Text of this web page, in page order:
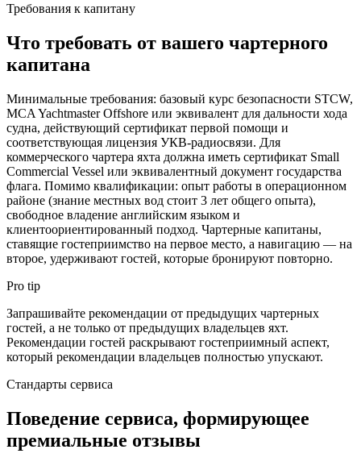
Требования к капитану
Что требовать от вашего чартерного
капитана
Минимальные требования: базовый курс безопасности STCW,
MCA Yachtmaster Offshore или эквивалент для дальности хода
судна, действующий сертификат первой помощи и
соответствующая лицензия УКВ-радиосвязи. Для
коммерческого чартера яхта должна иметь сертификат Small
Commercial Vessel или эквивалентный документ государства
флага. Помимо квалификации: опыт работы в операционном
районе (знание местных вод стоит 3 лет общего опыта),
свободное владение английским языком и
клиентоориентированный подход. Чартерные капитаны,
ставящие гостеприимство на первое место, а навигацию — на
второе, удерживают гостей, которые бронируют повторно.
Pro tip
Запрашивайте рекомендации от предыдущих чартерных
гостей, а не только от предыдущих владельцев яхт.
Рекомендации гостей раскрывают гостеприимный аспект,
который рекомендации владельцев полностью упускают.
Стандарты сервиса
Поведение сервиса, формирующее
премиальные отзывы